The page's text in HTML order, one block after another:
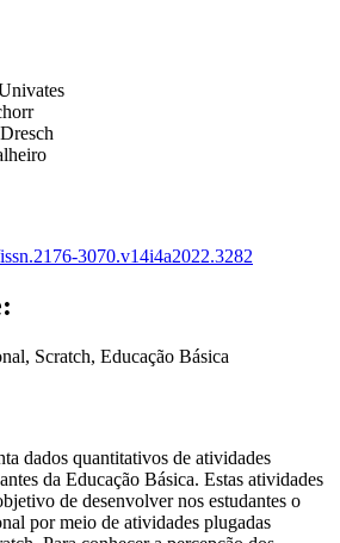
3070.v14i4a2022.3282
Scratch, Educação Básica
dados quantitativos de atividades
da Educação Básica. Estas atividades
de desenvolver nos estudantes o
por meio de atividades plugadas